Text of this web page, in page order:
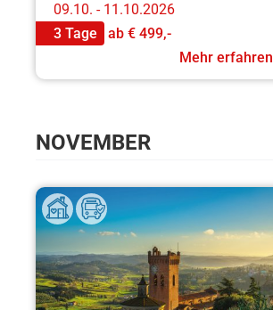
09.10. - 11.10.2026
3 Tage
ab € 499,-
Mehr erfahren
NOVEMBER